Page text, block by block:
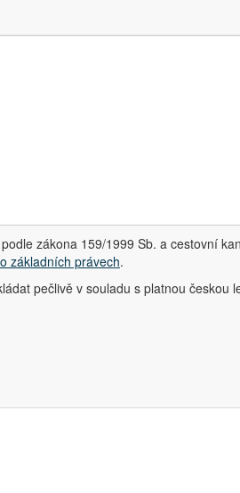
zákona 159/1999 Sb. a cestovní
základních právech.
pečlivě v souladu s platnou českou